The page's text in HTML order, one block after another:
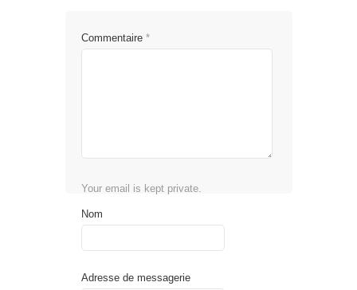
Commentaire *
Your email is kept private.
Nom
Adresse de messagerie